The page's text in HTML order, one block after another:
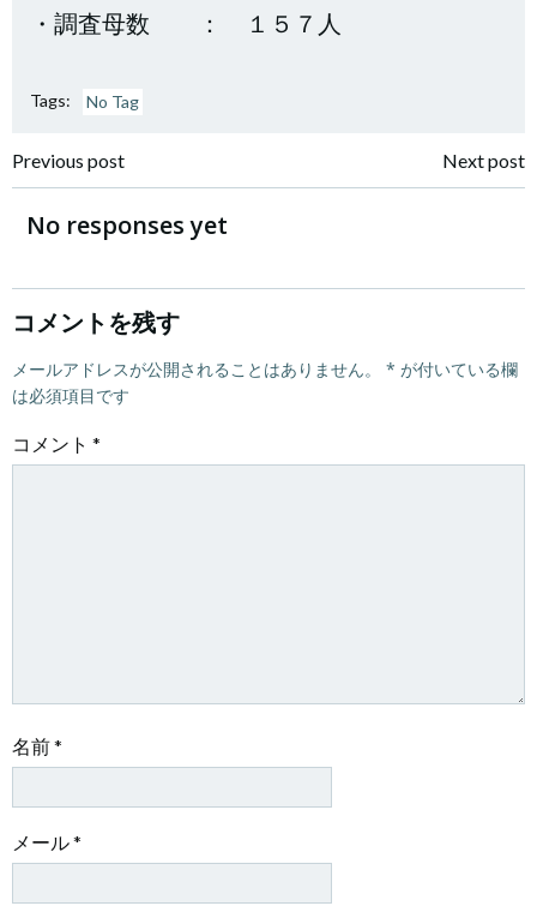
・調査母数 ： １５７人
Tags: No Tag
投
稿
ナ
ビ
ゲ
ー
Previous post
ナ
ゲ
Next post
No responses yet
コメントを残す
メールアドレスが公開されることはありません。 * が付いている欄
は必須項目です
コメント *
名前*
メール*